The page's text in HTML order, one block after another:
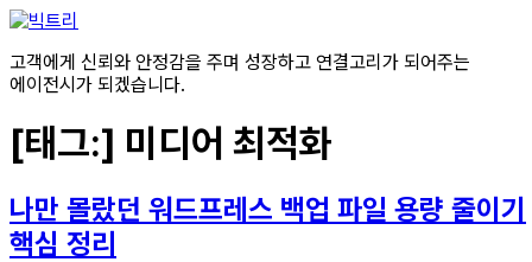
콘텐츠로
고객에게 신뢰와 안정감을 주며 성장하고 연결고리가 되어주는
에이전시가 되겠습니다.
[태그:] 미디어 최적화
나만 몰랐던 워드프레스 백업 파일 용량 줄이기
핵심 정리